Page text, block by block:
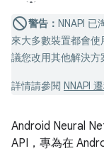
警告： NNAPI 已
來大多數裝置都會
議您改用其他解決方
詳情請參閱 NNAPI
Android Neural
API，專為在